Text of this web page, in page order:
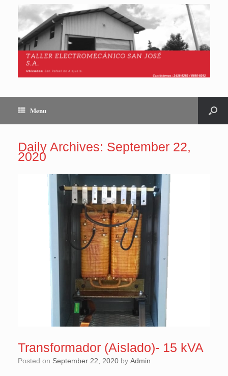
Menu
Daily Archives: September 22,
2020
Transformador (Aislado)- 15 kVA
Posted on September 22, 2020 by Admin